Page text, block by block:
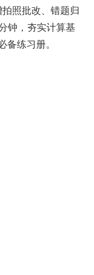
照批改、错题归
钟，夯实计算基
练习册。